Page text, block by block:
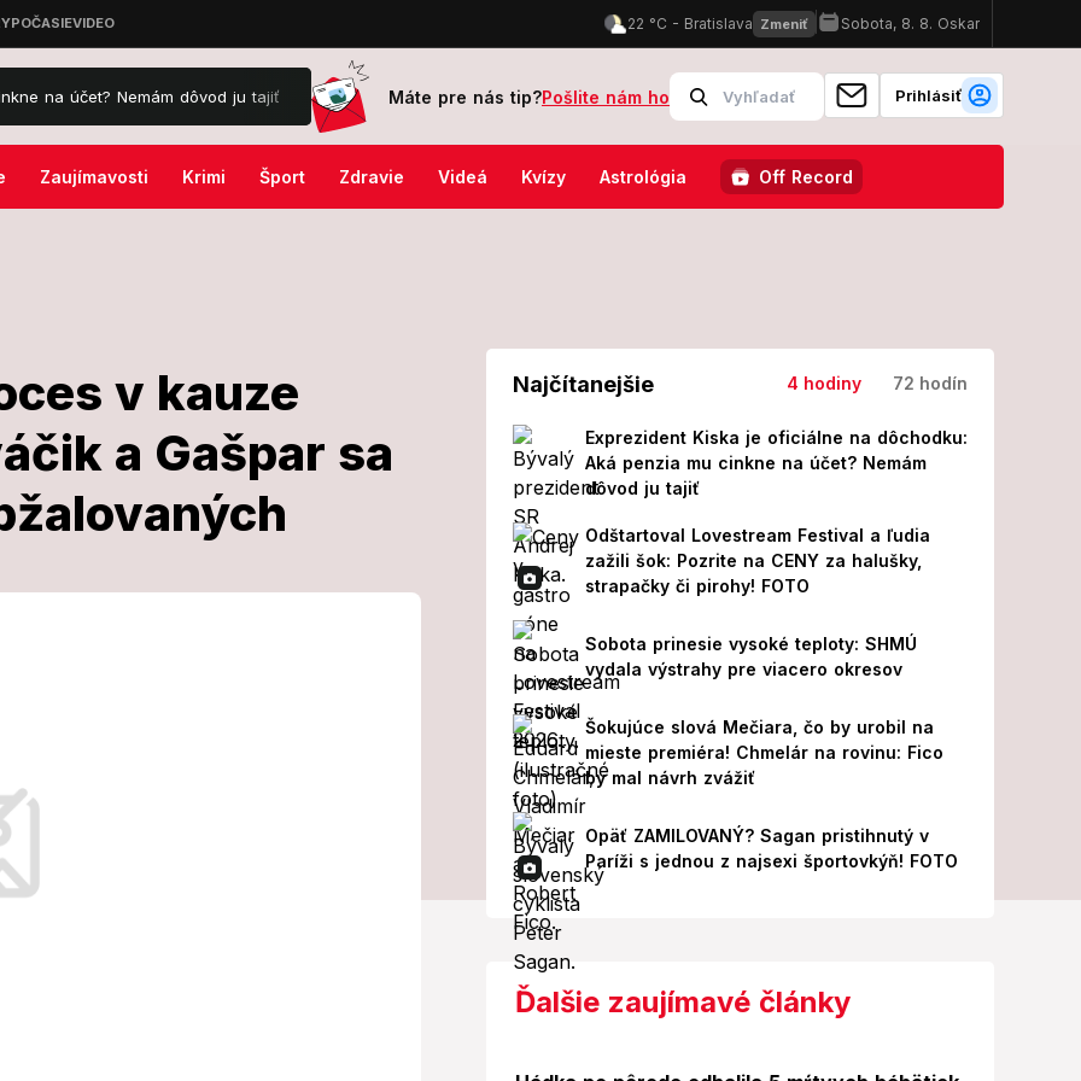
Nemám dôvod ju tajiť Veľký sobotný horoskop: Levy zažiaria v spoločnosti, jedno znamenie si musí dať pozor na skryté napätie!
Máte pre nás tip?Pošlite nám ho Prihlásiť
Zaujímavosti Krimi Šport Zdravie Videá Kvízy Astrológia Off Record
v kauze
a Gašpar sa
proces v
Bödör,
na ŠTS ešte v závere roka
Najčítanejšie 4 hodiny 72 hodín
Exprezident Kiska je oficiálne na dôchodku:
Aká penzia mu cinkne na účet? Nemám
dôvod ju tajiť
Odštartoval Lovestream Festival a ľudia
zažili šok: Pozrite na CENY za halušky,
strapačky či pirohy! FOTO
Sobota prinesie vysoké teploty: SHMÚ
vydala výstrahy pre viacero okresov
Šokujúce slová Mečiara, čo by urobil na
mieste premiéra! Chmelár na rovinu: Fico
by mal návrh zvážiť
Opäť ZAMILOVANÝ? Sagan pristihnutý v
Paríži s jednou z najsexi športovkýň! FOTO
Ďalšie zaujímavé články